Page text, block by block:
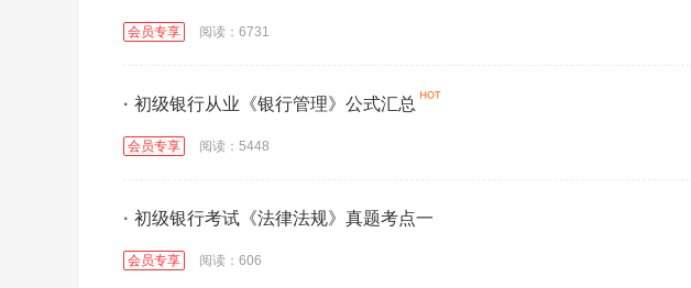
会员专享 阅读：6731
· 初级银行从业《银行管理》公式汇总
会员专享 阅读：5448
· 初级银行考试《法律法规》真题考点一
会员专享 阅读：606